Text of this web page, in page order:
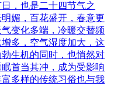
，也是二十四节气之
媚，百花盛开，春意更
变化多端，冷暖交替频
多，空气湿度加大，这
生机的同时，也悄然对
首当其冲，成为受影响
多样的传统习俗也与我